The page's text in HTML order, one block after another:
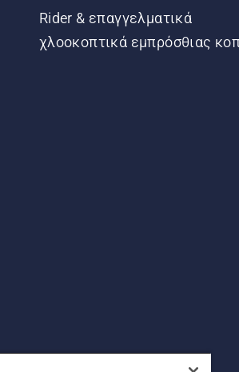
Rider & επαγγελματικά
χλοοκοπτικά εμπρόσθιας